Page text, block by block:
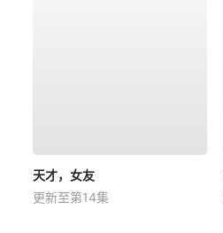
天才，女友
更新至第14集